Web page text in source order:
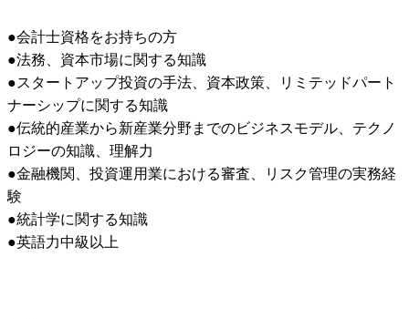
●会計士資格をお持ちの方
●法務、資本市場に関する知識
●スタートアップ投資の手法、資本政策、リミテッドパート
ナーシップに関する知識
●伝統的産業から新産業分野までのビジネスモデル、テクノ
ロジーの知識、理解力
●金融機関、投資運用業における審査、リスク管理の実務経
験
●統計学に関する知識
●英語力中級以上